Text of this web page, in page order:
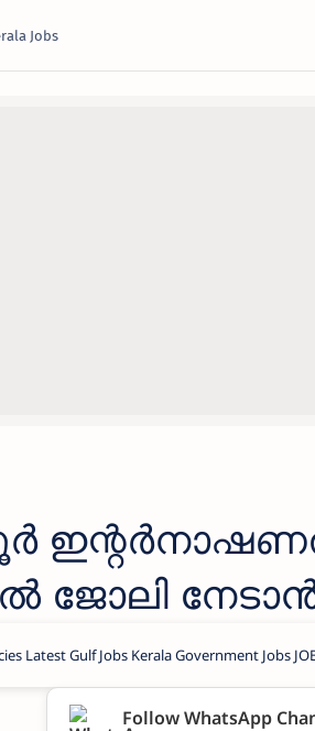
ജോലി
Follow WhatsApp